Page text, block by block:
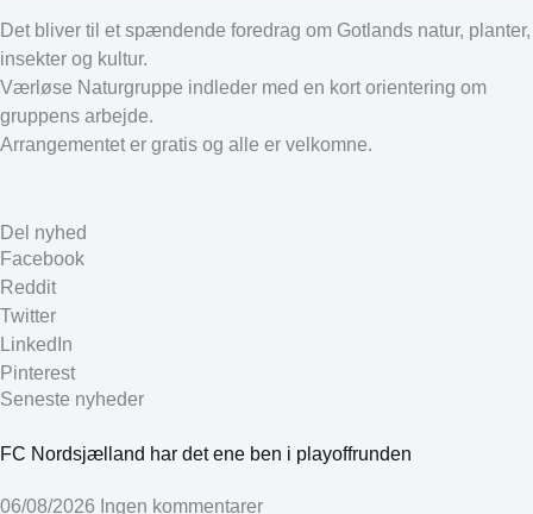
Det bliver til et spændende foredrag om Gotlands natur, planter,
insekter og kultur.
Værløse Naturgruppe indleder med en kort orientering om
gruppens arbejde.
Arrangementet er gratis og alle er velkomne.
Del nyhed
Facebook
Reddit
Twitter
LinkedIn
Pinterest
Seneste nyheder
FC Nordsjælland har det ene ben i playoffrunden
06/08/2026 Ingen kommentarer